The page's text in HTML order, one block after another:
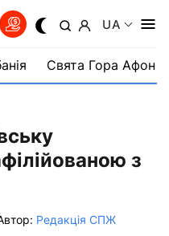
UA
Свята Гора Афон
з
Редакція СПЖ